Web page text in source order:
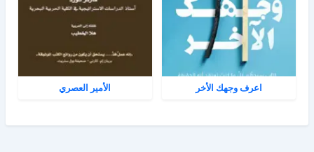
اعرف وجهك الأخر الأمير العصري